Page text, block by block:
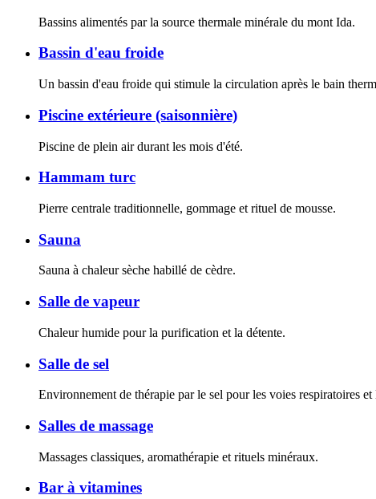
Bassins alimentés par la source thermale minérale du mont Ida.
Bassin d'eau froide
Un bassin d'eau froide qui stimule la circulation après le bain
Piscine extérieure (saisonnière)
Piscine de plein air durant les mois d'été.
Hammam turc
Pierre centrale traditionnelle, gommage et rituel de mousse.
Sauna
Sauna à chaleur sèche habillé de cèdre.
Salle de vapeur
Chaleur humide pour la purification et la détente.
Salle de sel
Environnement de thérapie par le sel pour les voies respiratoires et
Salles de massage
Massages classiques, aromathérapie et rituels minéraux.
Bar à vitamines